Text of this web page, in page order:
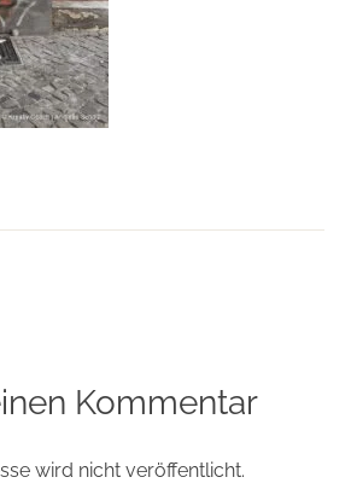
Kommentar
wird nicht veröffentlicht.